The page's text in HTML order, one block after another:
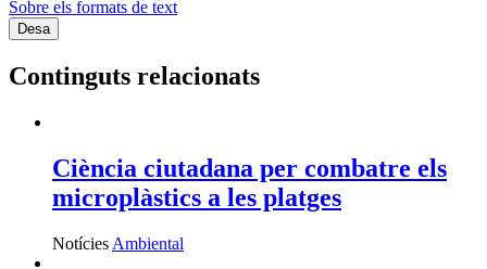
Sobre els formats de text
Continguts relacionats
Ciència ciutadana per combatre els
microplàstics a les platges
Notícies Ambiental